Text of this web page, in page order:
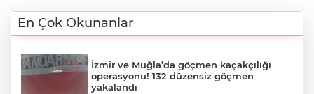
En Çok Okunanlar
İzmir ve Muğla’da göçmen kaçakçılığı
operasyonu! 132 düzensiz göçmen
yakalandı